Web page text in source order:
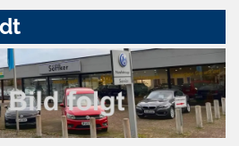
Zustimmen
aktivieren